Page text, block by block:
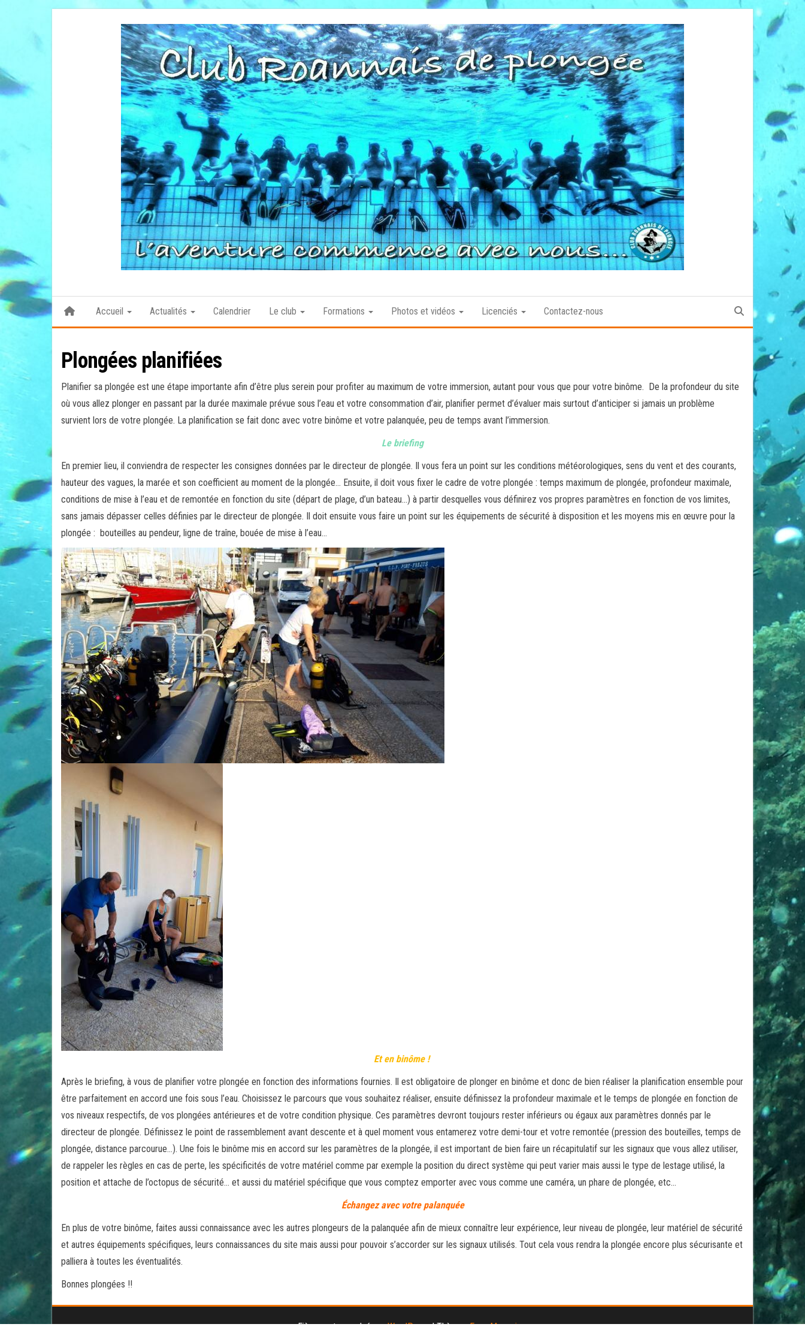
Roannais
de
Accueil Actualités Calendrier Le club Formations Photos et vidéos Licenciés Contactez-nous
Plongées planifiées
Planifier sa plongée est une étape importante afin d’être plus serein pour profiter au maximum de votre immersion, autant pour vous que pour votre binôme. De la profondeur du site
où vous allez plonger en passant par la durée maximale prévue sous l’eau et votre consommation d’air, planifier permet d’évaluer mais surtout d’anticiper si jamais un problème
survient lors de votre plongée. La planification se fait donc avec votre binôme et votre palanquée, peu de temps avant l’immersion.
Le briefing
En premier lieu, il conviendra de respecter les consignes données par le directeur de plongée. Il vous fera un point sur les conditions météorologiques, sens du vent et des courants,
hauteur des vagues, la marée et son coefficient au moment de la plongée… Ensuite, il doit vous fixer le cadre de votre plongée : temps maximum de plongée, profondeur maximale,
conditions de mise à l’eau et de remontée en fonction du site (départ de plage, d’un bateau…) à partir desquelles vous définirez vos propres paramètres en fonction de vos limites,
sans jamais dépasser celles définies par le directeur de plongée. Il doit ensuite vous faire un point sur les équipements de sécurité à disposition et les moyens mis en œuvre pour la
plongée : bouteilles au pendeur, ligne de traîne, bouée de mise à l’eau…
Et en binôme !
Après le briefing, à vous de planifier votre plongée en fonction des informations fournies. Il est obligatoire de plonger en binôme et donc de bien réaliser la planification ensemble pour
être parfaitement en accord une fois sous l’eau. Choisissez le parcours que vous souhaitez réaliser, ensuite définissez la profondeur maximale et le temps de plongée en fonction de
vos niveaux respectifs, de vos plongées antérieures et de votre condition physique. Ces paramètres devront toujours rester inférieurs ou égaux aux paramètres donnés par le
directeur de plongée. Définissez le point de rassemblement avant descente et à quel moment vous entamerez votre demi-tour et votre remontée (pression des bouteilles, temps de
plongée, distance parcourue…). Une fois le binôme mis en accord sur les paramètres de la plongée, il est important de bien faire un récapitulatif sur les signaux que vous allez utiliser,
de rappeler les règles en cas de perte, les spécificités de votre matériel comme par exemple la position du direct système qui peut varier mais aussi le type de lestage utilisé, la
position et attache de l’octopus de sécurité… et aussi du matériel spécifique que vous comptez emporter avec vous comme une caméra, un phare de plongée, etc…
Échangez avec votre palanquée
En plus de votre binôme, faites aussi connaissance avec les autres plongeurs de la palanquée afin de mieux connaître leur expérience, leur niveau de plongée, leur matériel de sécurité
et autres équipements spécifiques, leurs connaissances du site mais aussi pour pouvoir s’accorder sur les signaux utilisés. Tout cela vous rendra la plongée encore plus sécurisante et
palliera à toutes les éventualités.
Bonnes plongées !!
Fièrement propulsé parWordPress |Thème :Envo Magazine